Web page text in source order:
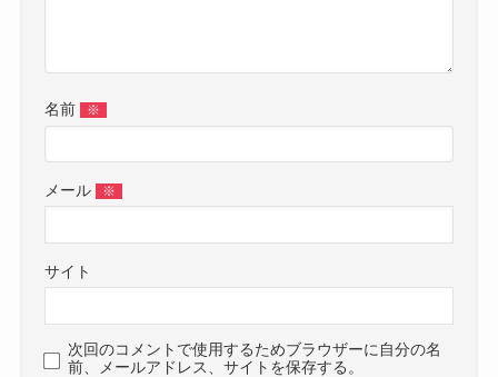
名前 ※
メール ※
サイト
次回のコメントで使用するためブラウザーに自分の名
前、メールアドレス、サイトを保存する。